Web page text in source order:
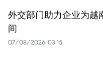
外交部门助力企业为越
间
07/08/2026 03:15